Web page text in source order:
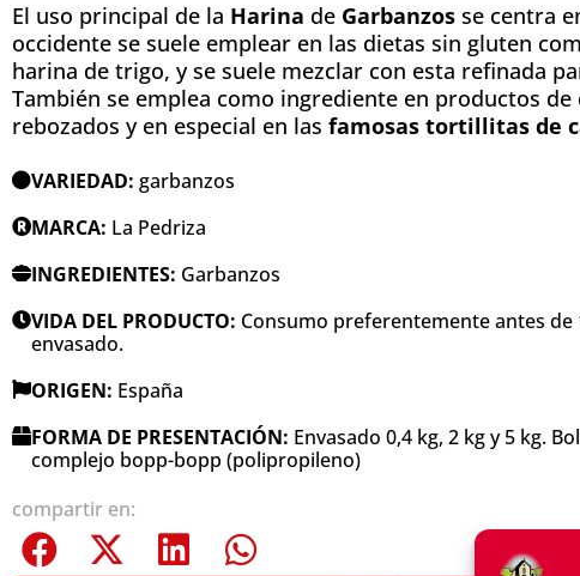
El uso principal de la Harina de Garbanzos se centra
occidente se suele emplear en las dietas sin gluten
harina de trigo, y se suele mezclar con esta refinada
También se emplea como ingrediente en productos
rebozados y en especial en las famosas tortillitas de
VARIEDAD: garbanzos
MARCA: La Pedriza
INGREDIENTES: Garbanzos
VIDA DEL PRODUCTO: Consumo preferentemente antes de
envasado.
ORIGEN: España
FORMA DE PRESENTACIÓN: Envasado 0,4 kg, 2 kg y 5 kg.
complejo bopp-bopp (polipropileno)
compartir en: